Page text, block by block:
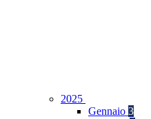
2025
Gennaio 3